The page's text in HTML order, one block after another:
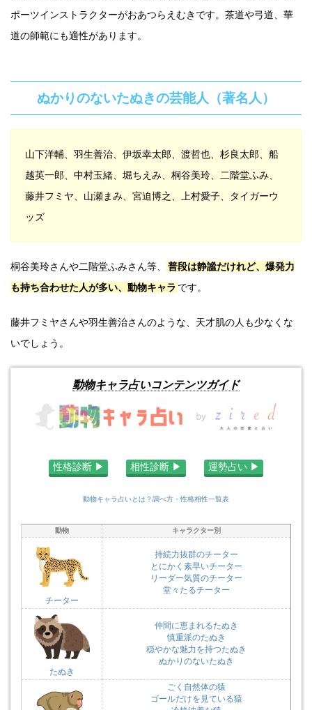
ポーツインストラクターがおあつらえむきです。茶道や弓道、華
道の師範にも適性があります。
ぬかりのないたぬきの芸能人（著名人）
山下洋輔、羽生善治、伊坂幸太郎、渡哲也、杉良太郎、船
越英一郎、中村玉緒、堀ちえみ、桐谷美玲、二階堂ふみ、
藤井フミヤ、山瀬まみ、宮迫博之、上村愛子、タイガーウ
ッズ
桐谷美玲さんや二階堂ふみさん等、
普段は静謐だけれど、爆発力
も持ち合わせた人が多い、動物キャラ です。
藤井フミヤさんや羽生善治さんのような、天才肌の人も少なくな
いでしょう。
動物キャラ占いコンテンツガイド
性格診断 ▶︎ 相性診断 ▶︎ 運勢占い ▶︎
動物キャラ占いとは？調べ方・性格相性一覧表
動物 キャラクター別
チーター
持続力抜群のチーター
とにかく素早いチーター
リーダー気質のチーター
堂々たるチーター
たぬき
仲間に恵まれるたぬき
慎重派のたぬき
穏やかな魅力を持つたぬき
ぬかりのないたぬき
ごく自然体の猿
ゴールだけを見ている猿